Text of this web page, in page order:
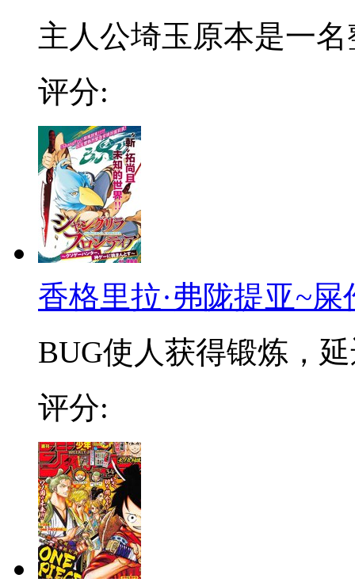
主人公埼玉原本是一名
评分:
香格里拉·弗陇提亚~
BUG使人获得锻炼，
评分: